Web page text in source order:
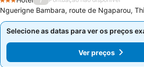
3 Estrelas
Nguerigne Bambara, route de Ngaparou,
Selecione as datas para ver os preços
Ver preços
Selecione as datas para ver os preços
Ver preços